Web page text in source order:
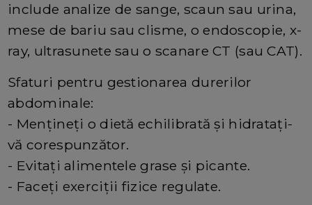
include analize de sange, scaun sau urina,
mese de bariu sau clisme, o endoscopie, x-
ray, ultrasunete sau o scanare CT (sau CAT).
Sfaturi pentru gestionarea durerilor
abdominale:
- Mențineți o dietă echilibrată și hidratați-
vă corespunzător.
- Evitați alimentele grase și picante.
- Faceți exerciții fizice regulate.